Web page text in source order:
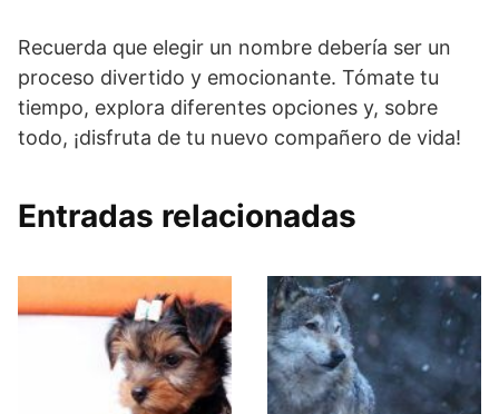
Recuerda que elegir un nombre debería ser un
proceso divertido y emocionante. Tómate tu
tiempo, explora diferentes opciones y, sobre
todo, ¡disfruta de tu nuevo compañero de vida!
Entradas relacionadas